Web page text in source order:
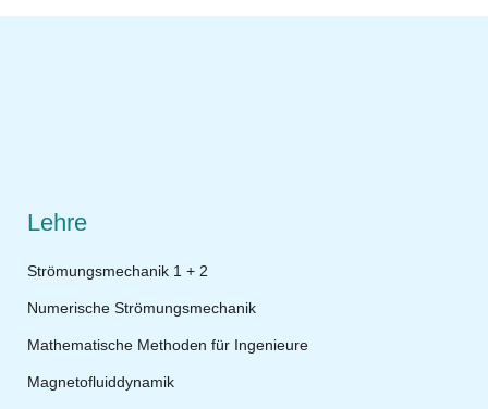
Lehre
Strömungsmechanik 1 + 2
Numerische Strömungsmechanik
Mathematische Methoden für Ingenieure
Magnetofluiddynamik